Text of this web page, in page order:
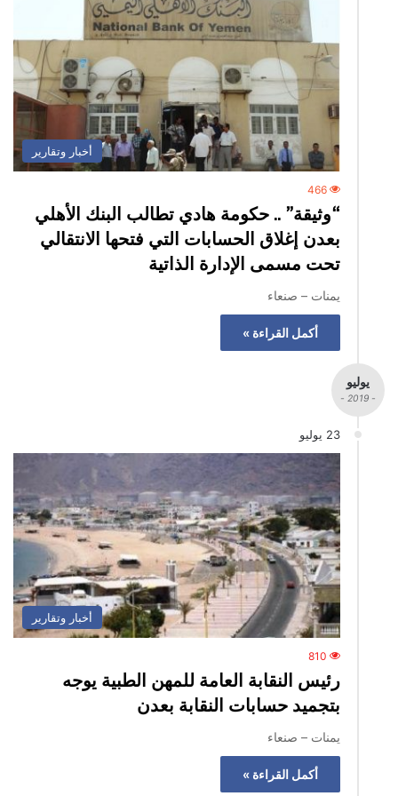
أخبار وتقارير
466
“وثيقة” .. حكومة هادي تطالب البنك الأهلي
بعدن إغلاق الحسابات التي فتحها الانتقالي
تحت مسمى الإدارة الذاتية
يمنات – صنعاء
أكمل القراءة »
يوليو
- 2019 -
23 يوليو
أخبار وتقارير
810
رئيس النقابة العامة للمهن الطبية يوجه
بتجميد حسابات النقابة بعدن
يمنات – صنعاء
أكمل القراءة »